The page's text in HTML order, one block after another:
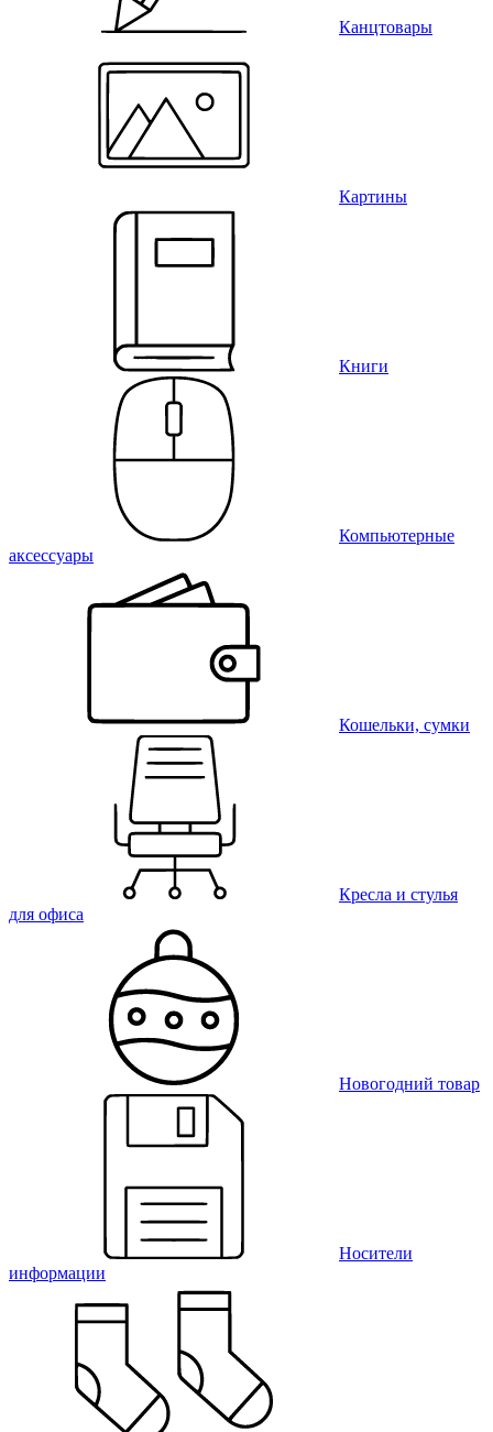
Канцтовары
Картины
Книги
Компьютерные
аксессуары
Кошельки, сумки
Кресла и стулья
для офиса
Новогодний товар
Носители
информации